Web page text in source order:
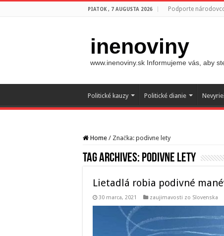
PIATOK , 7 AUGUSTA 2026 Podporte
inenoviny
www.inenoviny.sk Informujeme vás, aby
Politické kauzy Politické dianie
Home / Značka: podivne lety
Tag Archives: podivne lety
Lietadlá robia podivné
30 marca, 2021 zaujimavosti zo Slovenska